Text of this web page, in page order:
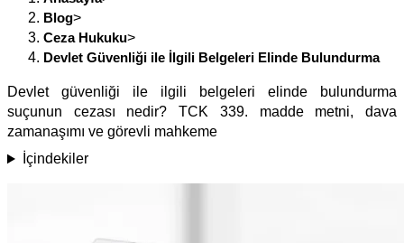
Blog>
Ceza Hukuku>
Devlet Güvenliği ile İlgili Belgeleri Elinde Bulundurma
Devlet güvenliği ile ilgili belgeleri elinde bulundurma
suçunun cezası nedir? TCK 339. madde metni, dava
zamanaşımı ve görevli mahkeme
İçindekiler